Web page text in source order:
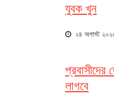
যুবক খুন
২৪ অগাস্ট
প্রবাসীদের
লাগবে